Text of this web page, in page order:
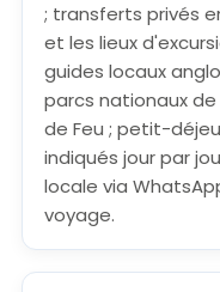
; transferts privés
et les lieux
guides locaux
parcs nationaux
de Feu ; petit-
indiqués jour par
locale via
voyage.